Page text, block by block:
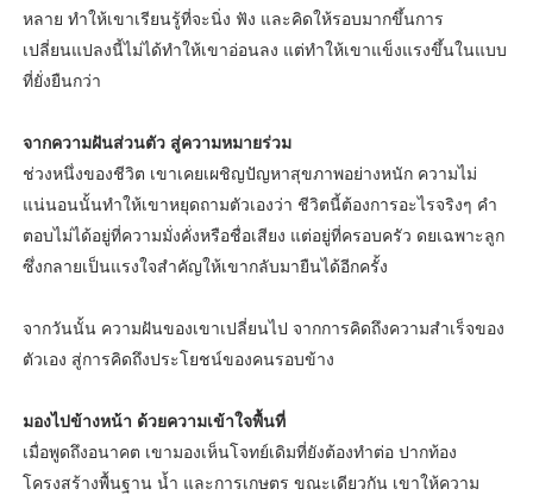
หลาย ทำให้เขาเรียนรู้ที่จะนิ่ง ฟัง และคิดให้รอบมากขึ้นการ
เปลี่ยนแปลงนี้ไม่ได้ทำให้เขาอ่อนลง แต่ทำให้เขาแข็งแรงขึ้นในแบบ
ที่ยั่งยืนกว่า
จากความฝันส่วนตัว สู่ความหมายร่วม
ช่วงหนึ่งของชีวิต เขาเคยเผชิญปัญหาสุขภาพอย่างหนัก ความไม่
แน่นอนนั้นทำให้เขาหยุดถามตัวเองว่า ชีวิตนี้ต้องการอะไรจริงๆ คำ
ตอบไม่ได้อยู่ที่ความมั่งคั่งหรือชื่อเสียง แต่อยู่ที่ครอบครัว ดยเฉพาะลูก
ซึ่งกลายเป็นแรงใจสำคัญให้เขากลับมายืนได้อีกครั้ง
จากวันนั้น ความฝันของเขาเปลี่ยนไป จากการคิดถึงความสำเร็จของ
ตัวเอง สู่การคิดถึงประโยชน์ของคนรอบข้าง
มองไปข้างหน้า ด้วยความเข้าใจพื้นที่
เมื่อพูดถึงอนาคต เขามองเห็นโจทย์เดิมที่ยังต้องทำต่อ ปากท้อง
โครงสร้างพื้นฐาน น้ำ และการเกษตร ขณะเดียวกัน เขาให้ความ